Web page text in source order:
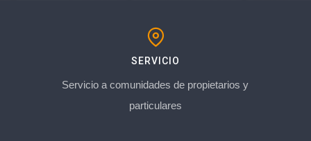
SERVICIO
Servicio a comunidades de propietarios y
particulares